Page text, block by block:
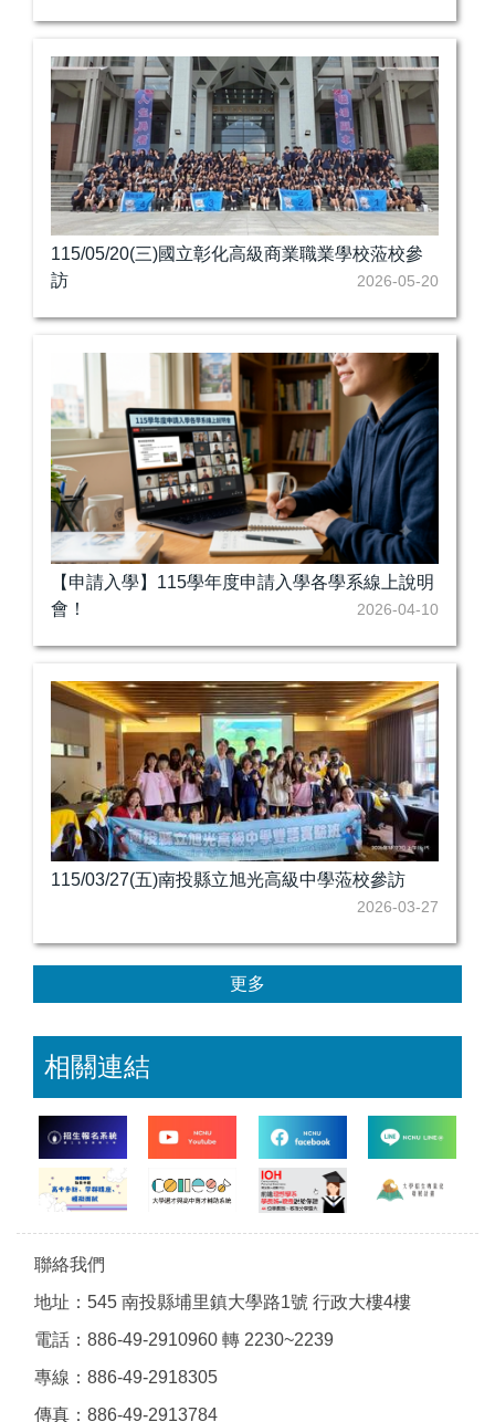
115/05/20(三)國立彰化高級商業職業學校蒞校參
訪
2026-05-20
【申請入學】115學年度申請入學各學系線上說明
會！
2026-04-10
115/03/27(五)南投縣立旭光高級中學蒞校參訪
2026-03-27
更多
相關連結
聯絡我們
地址：545 南投縣埔里鎮大學路1號 行政大樓4樓
電話：886-49-2910960 轉 2230~2239
專線：886-49-2918305
傳真：886-49-2913784